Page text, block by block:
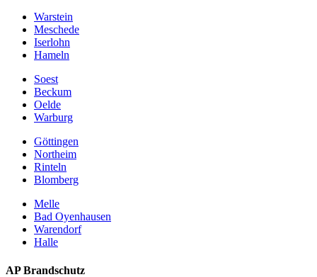
Warstein
Meschede
Iserlohn
Hameln
Soest
Beckum
Oelde
Warburg
Göttingen
Northeim
Rinteln
Blomberg
Melle
Bad Oyenhausen
Warendorf
Halle
AP Brandschutz